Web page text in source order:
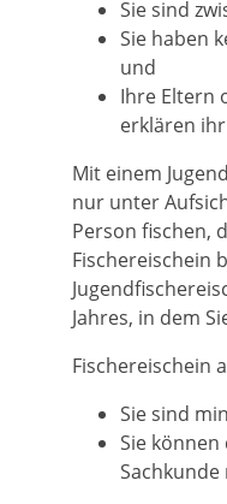
Sie sind
Sie haben
und
Ihre Eltern
erklären
Mit einem
nur unter
Person fischen,
Fischereischein
Jahres, in dem
Fischereischein
Sie sind
Sie
Sachkunde